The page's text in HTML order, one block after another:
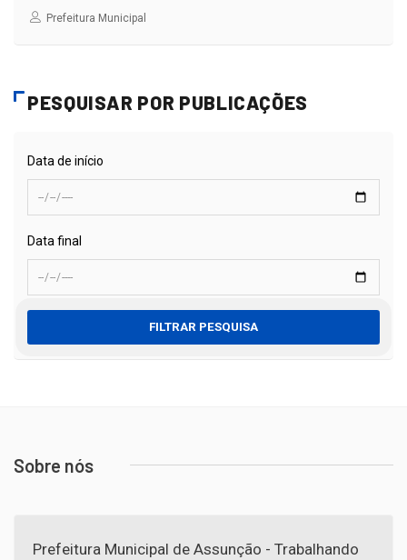
Prefeitura Municipal
PESQUISAR POR PUBLICAÇÕES
Data de início
Data final
FILTRAR PESQUISA
Sobre nós
Prefeitura Municipal de Assunção - Trabalhando